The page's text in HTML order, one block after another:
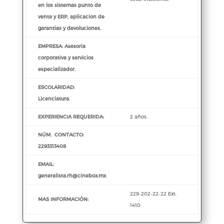
en los sistemas punto de
venta y ERP, aplicacion de
garantias y devoluciones.
EMPRESA: Asesoria
corporativa y servicios
especializador.
ESCOLARIDAD:
Licenciatura.
EXPERIENCIA REQUERIDA: 2 años.
NÚM. CONTACTO:
2293313408
EMAIL:
generalista.rh@cinebox.mx
MAS INFORMACIÓN:
229-202-22-22 Ext.
1410